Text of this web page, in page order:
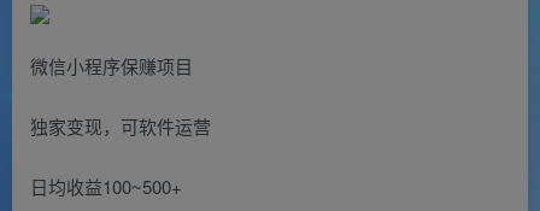
微信小程序保赚项目
独家变现，可软件运营
日均收益100~500+